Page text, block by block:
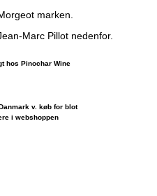
marken.
Marc Pillot nedenfor.
hos Pinochar Wine
v. køb for blot
i webshoppen